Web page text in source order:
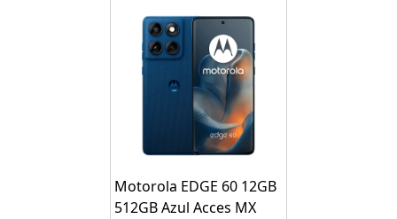
Motorola EDGE 60 12GB
512GB Azul Acces MX